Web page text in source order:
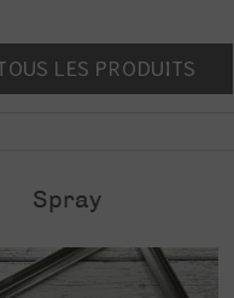
LES PRODUITS
Spray